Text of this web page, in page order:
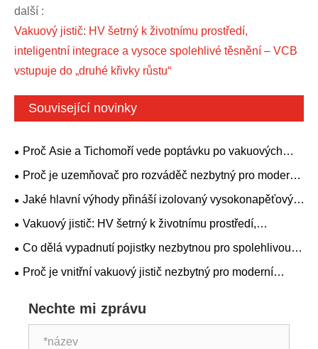
další :
Vakuový jistič: HV šetrný k životnímu prostředí,
inteligentní integrace a vysoce spolehlivé těsnění – VCB
vstupuje do „druhé křivky růstu“
Související novinky
Proč Asie a Tichomoří vede poptávku po vakuových
vypínačích, protože Čína a Indie rozšiřují energetické sítě
Proč je uzemňovač pro rozváděč nezbytný pro moderní
elektrickou bezpečnost a spolehlivost napájení
Jaké hlavní výhody přináší izolovaný vysokonapěťový
ruční vozík ZIKAI 10kV pro systémy distribuce energie?
Vakuový jistič: HV šetrný k životnímu prostředí,
inteligentní integrace a vysoce spolehlivé těsnění – VCB
Co dělá vypadnutí pojistky nezbytnou pro spolehlivou
ochranu nadzemního vedení?
Proč je vnitřní vakuový jistič nezbytný pro moderní
Nechte mi zprávu